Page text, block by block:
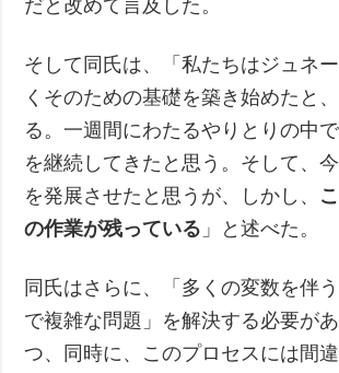
だと改めて言及した。
そして同氏は、「私たちはジュネ
くそのための基礎を築き始めたと
る。一週間にわたるやりとりの中
を継続してきたと思う。そして、
を発展させたと思うが、しかし、
の作業が残っている 」と述べた。
同氏はさらに、「多くの変数を伴
で複雑な問題」を解決する必要が
つ、同時に、このプロセスには間